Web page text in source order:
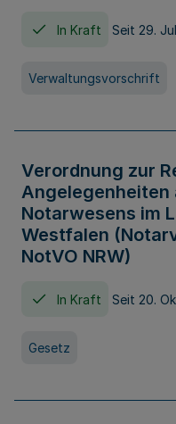
In Kraft Seit 29.
Verwaltungsvorschrift
Verordnung zur
Angelegenheiten
Notarwesens im
Westfalen
NotVO NRW)
In Kraft Seit 20.
Gesetz